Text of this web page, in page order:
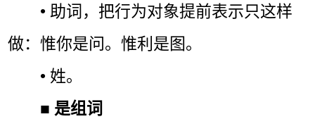
• 助词，把行为对象提前表示只这样
做：惟你是问。惟利是图。
• 姓。
■ 是组词